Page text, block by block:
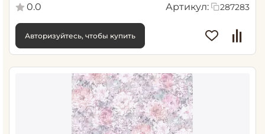
0.0
Артикул: 287283
Авторизуйтесь, чтобы купить